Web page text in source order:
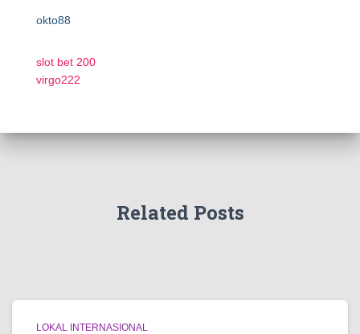
okto88
slot bet 200
virgo222
Related Posts
LOKAL INTERNASIONAL